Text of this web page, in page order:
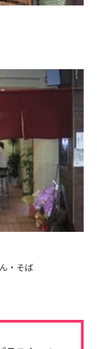
・そば